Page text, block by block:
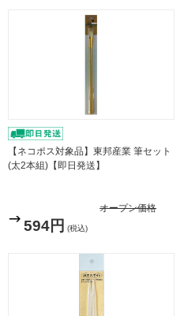
【ネコポス対象品】東邦産業 筆セット
(太2本組)【即日発送】
オープン価格
594円 (税込)